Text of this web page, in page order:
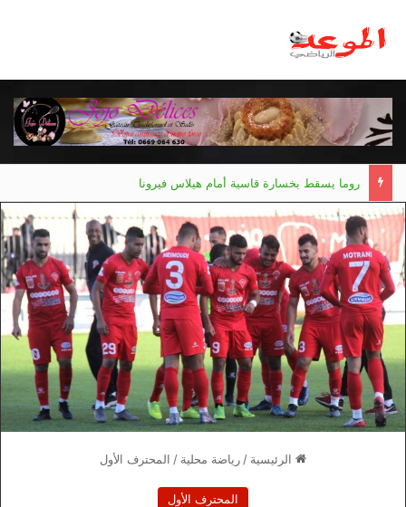
روما يسقط بخسارة قاسية أمام هيلاس فيرونا
الرئيسية / رياضة محلية / المحترف الأول
المحترف الأول